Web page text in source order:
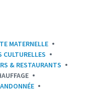
MATERNELLE
& RESTAURANTS